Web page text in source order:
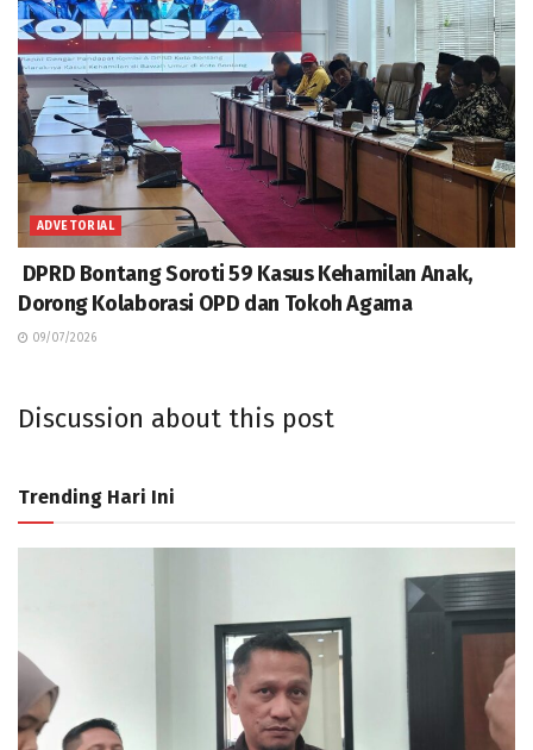
ADVETORIAL
DPRD Bontang Soroti 59 Kasus Kehamilan Anak,
Dorong Kolaborasi OPD dan Tokoh Agama
09/07/2026
Discussion about this post
Trending Hari Ini